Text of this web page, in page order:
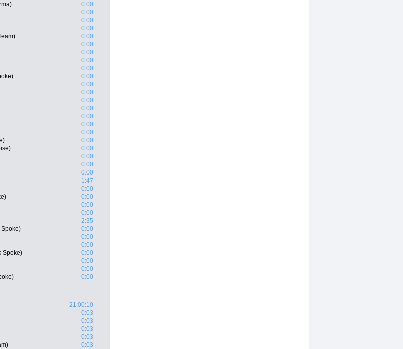
0:00
0:00
0:00
0:00
0:00
0:00
0:00
0:00
0:00
0:00
0:00
0:00
0:00
0:00
0:00
0:00
0:00
0:00
0:00
0:00
0:00
0:00
1:47
0:00
0:00
0:00
0:00
2:35
Spoke)
0:00
0:00
0:00
Spoke)
0:00
0:00
0:00
0:00
21:00:10
0:03
0:03
0:03
0:03
0:03